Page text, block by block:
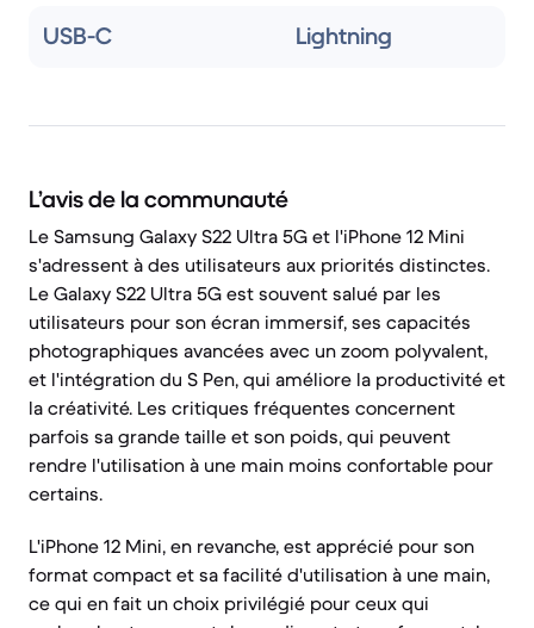
USB-C Lightning
L’avis de la communauté
Le Samsung Galaxy S22 Ultra 5G et l'iPhone 12 Mini
s'adressent à des utilisateurs aux priorités distinctes.
Le Galaxy S22 Ultra 5G est souvent salué par les
utilisateurs pour son écran immersif, ses capacités
photographiques avancées avec un zoom polyvalent,
et l'intégration du S Pen, qui améliore la productivité et
la créativité. Les critiques fréquentes concernent
parfois sa grande taille et son poids, qui peuvent
rendre l'utilisation à une main moins confortable pour
certains.
L'iPhone 12 Mini, en revanche, est apprécié pour son
format compact et sa facilité d'utilisation à une main,
ce qui en fait un choix privilégié pour ceux qui